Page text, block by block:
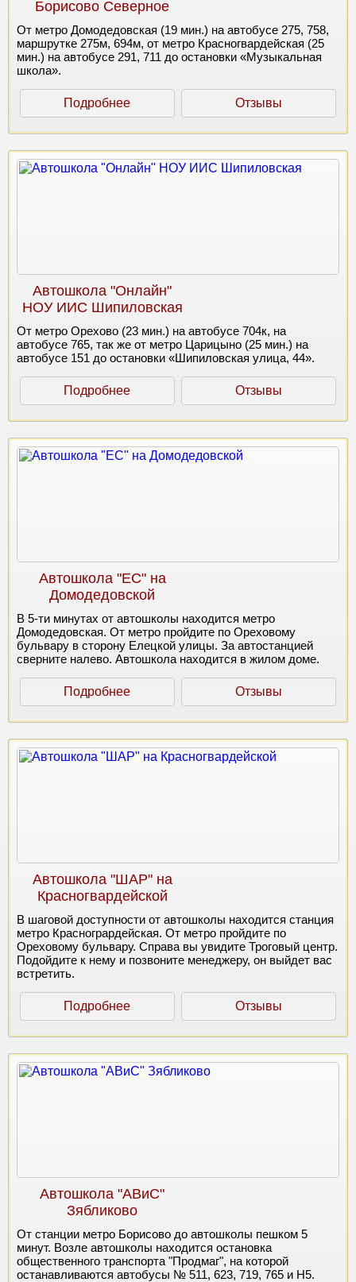
Борисово Северное
От метро Домодедовская (19 мин.) на автобусе 275, 758,
маршрутке 275м, 694м, от метро Красногвардейская (25
мин.) на автобусе 291, 711 до остановки «Музыкальная
школа».
Подробнее Отзывы
Автошкола "Онлайн"
НОУ ИИС Шипиловская
От метро Орехово (23 мин.) на автобусе 704к, на
автобусе 765, так же от метро Царицыно (25 мин.) на
автобусе 151 до остановки «Шипиловская улица, 44».
Подробнее Отзывы
Автошкола "ЕС" на
Домодедовской
В 5-ти минутах от автошколы находится метро
Домодедовская. От метро пройдите по Ореховому
бульвару в сторону Елецкой улицы. За автостанцией
сверните налево. Автошкола находится в жилом доме.
Подробнее Отзывы
Автошкола "ШАР" на
Красногвардейской
В шаговой доступности от автошколы находится станция
метро Красногрардейская. От метро пройдите по
Ореховому бульвару. Справа вы увидите Троговый центр.
Подойдите к нему и позвоните менеджеру, он выйдет вас
встретить.
Подробнее Отзывы
Автошкола "АВиС"
Зябликово
От станции метро Борисово до автошколы пешком 5
минут. Возле автошколы находится остановка
общественного транспорта "Продмаг", на которой
останавливаются автобусы № 511, 623, 719, 765 и Н5.